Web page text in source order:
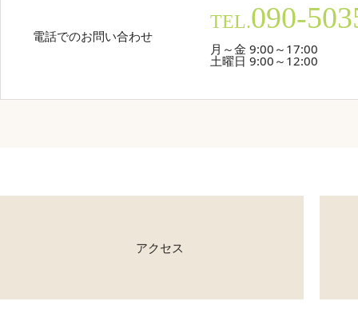
電話でのお問い合わせ
TEL.090-
月～金 9:00～17:00
土曜日 9:00～12:00
アクセス